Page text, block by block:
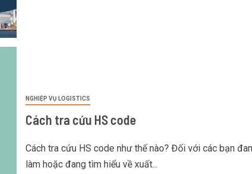
NGHIỆP VỤ LOGISTICS
Cách tra cứu HS code
Cách tra cứu HS code như thế nào? Đối với các bạn
làm hoặc đang tìm hiểu về xuất...